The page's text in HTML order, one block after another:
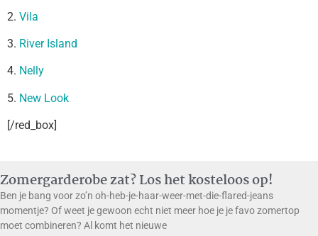
2. Vila
3. River Island
4. Nelly
5. New Look
[/red_box]
Zomergarderobe zat? Los het kosteloos op!
Ben je bang voor zo’n oh-heb-je-haar-weer-met-die-flared-jeans
momentje? Of weet je gewoon echt niet meer hoe je je favo zomertop
moet combineren? Al komt het nieuwe